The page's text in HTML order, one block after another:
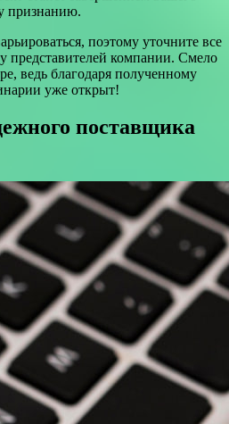
признанию.
поэтому уточните все
представителей компании. Смело
ведь благодаря полученному
уже открыт!
поставщика